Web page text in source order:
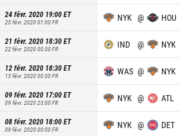
24 févr. 2020 19:00ET
25 févr. 2020 01:00FR NYK @ HOU
21 févr. 2020 18:30ET
22 févr. 2020 00:30FR IND @ NYK
12 févr. 2020 18:30ET
13 févr. 2020 00:30FR WAS @ NYK
09 févr. 2020 17:00ET
09 févr. 2020 23:00FR NYK @ ATL
08 févr. 2020 18:00ET
09 févr. 2020 00:00FR NYK @ DET